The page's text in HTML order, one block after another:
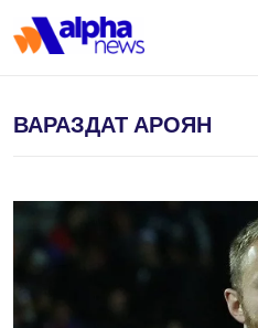
ВАРАЗДАТ АРОЯН